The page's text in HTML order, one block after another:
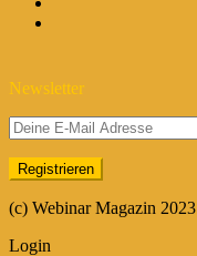
Newsletter
(c) Webinar Magazin 2023
Login